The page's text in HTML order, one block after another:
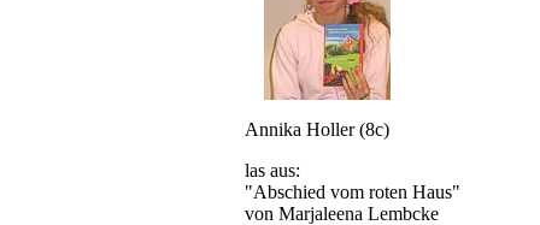
Annika Holler (8c)
las aus:
"Abschied vom roten Haus"
von Marjaleena Lembcke